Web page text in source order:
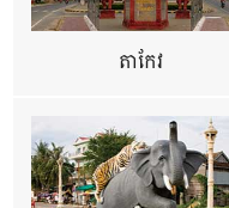
តាកែវ